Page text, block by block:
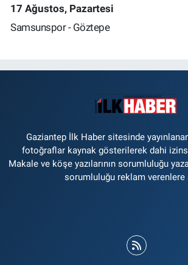
17 Ağustos, Pazartesi
Samsunspor - Göztepe
Gaziantep İlk Haber sitesinde
fotoğraflar kaynak gösterilerek dahi
Makale ve köşe yazılarının sorumluluğu
sorumluluğu reklam verenlere